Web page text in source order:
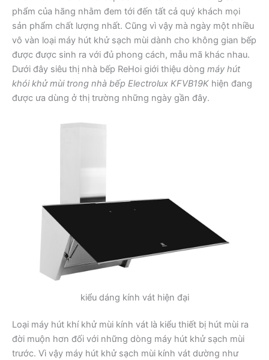
phẩm của hãng nhằm đem tới đến tất cả quý khách mọi
sản phẩm chất lượng nhất. Cũng vì vậy mà ngày một nhiều
vô vàn loại máy hút khử sạch mùi dành cho không gian bếp
được được sinh ra với đủ phong cách, mẫu mã khác nhau.
Dưới đây siêu thị nhà bếp ReHoi giới thiệu dòng máy hút
khói khử mùi trong nhà bếp Electrolux KFVB19K hiện đang
được ưa dùng ở thị trường những ngày gần đây.
kiểu dáng kính vát hiện đại
Loại máy hút khí khử mùi kính vát là kiểu thiết bị hút mùi ra
đời muộn hơn đối với những dòng máy hút khử sạch mùi
trước. Vì vậy máy hút khử sạch mùi kính vát dường như